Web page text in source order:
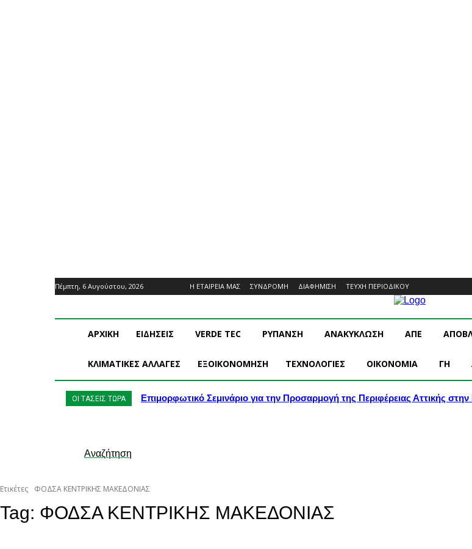
Πέμπτη, 6 Αυγούστου, 2026 Η ΕΤΑΙΡΕΙΑ ΜΑΣ ΣΥΝΔΡΟΜΗ ΔΙΑΦΗΜΙΣΗ ΤΕΥΧΗ ΠΕΡΙΟΔΙΚΟΥ
ΑΡΧΙΚΗ ΕΙΔΗΣΕΙΣ VERDE TEC ΡΥΠΑΝΣΗ ΑΝΑΚΥΚΛΩΣΗ ΑΠΕ
ΚΛΙΜΑΤΙΚΕΣ ΑΛΛΑΓΕΣ ΕΞΟΙΚΟΝΟΜΗΣΗ ΤΕΧΝΟΛΟΓΙΕΣ OIKONOMIA ΓΗ
ΟΙ ΤΑΣΕΙΣ ΤΩΡΑ Επιμορφωτικό Σεμινάριο για την Προσαρμογή της Περιφέρειας Αττικής στην
Αναζήτηση
Ετικέτες ΦΟΔΣΑ ΚΕΝΤΡΙΚΗΣ ΜΑΚΕΔΟΝΙΑΣ
Tag: ΦΟΔΣΑ ΚΕΝΤΡΙΚΗΣ ΜΑΚΕΔΟΝΙΑΣ